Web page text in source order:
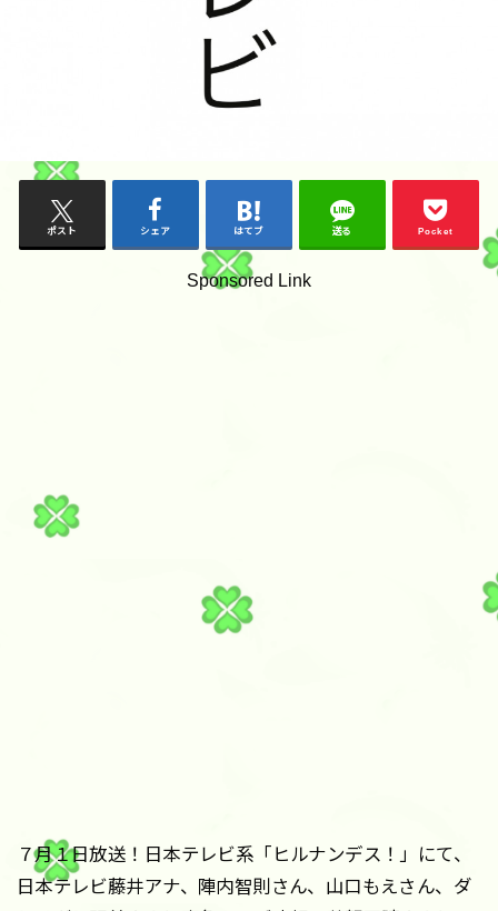
ポスト シェア はてブ 送る Pocket
Sponsored Link
７月１日放送！日本テレビ系「ヒルナンデス！」にて、
日本テレビ藤井アナ、陣内智則さん、山口もえさん、ダ